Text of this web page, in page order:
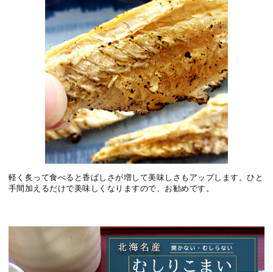
軽く炙って食べると香ばしさが増して美味しさもアップします。ひと
手間加えるだけで美味しくなりますので、お勧めです。